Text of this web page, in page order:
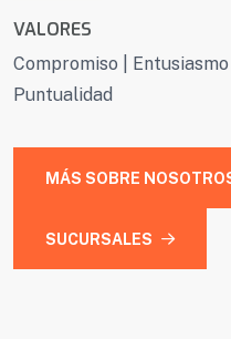
VALORES
Compromiso |
Puntualidad
MÁS SOBRE
SUCURSALES